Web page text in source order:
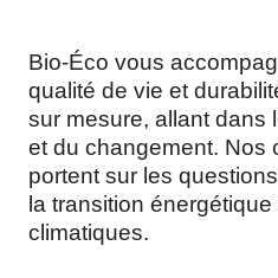
Résumé
Bio-Éco vous
qualité de vie et
sur mesure, allant dans
et du changement. Nos
portent sur les
la transition
climatiques.